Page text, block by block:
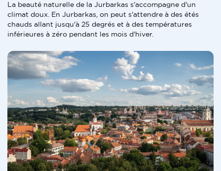
La beauté naturelle de la Jurbarkas s'accompagne d'un
climat doux. En Jurbarkas, on peut s'attendre à des étés
chauds allant jusqu'à 25 degrés et à des températures
inférieures à zéro pendant les mois d'hiver.